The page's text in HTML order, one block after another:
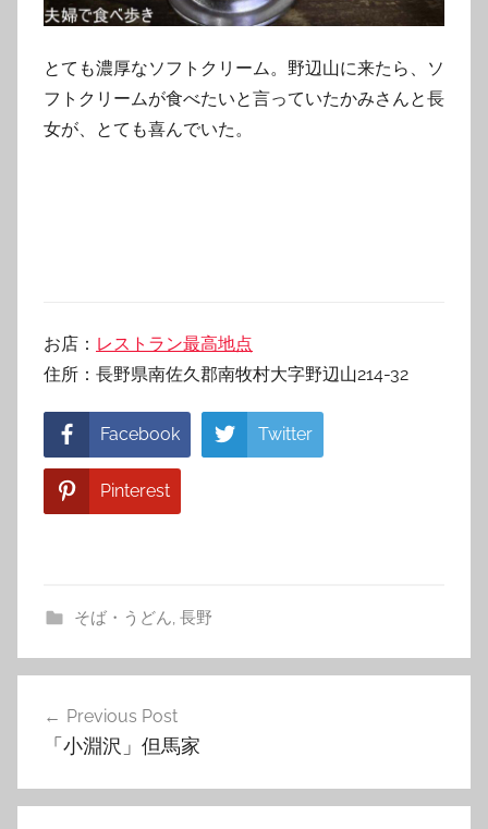
とても濃厚なソフトクリーム。野辺山に来たら、ソ
フトクリームが食べたいと言っていたかみさんと長
女が、とても喜んでいた。
お店： レストラン最高地点
住所：長野県南佐久郡南牧村大字野辺山214-32
Facebook Twitter
Pinterest
そば・うどん 長野
ビ
Previous Post
「小淵沢」但馬家